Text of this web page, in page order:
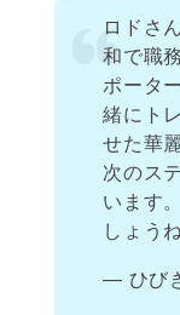
ロドさ
和で職
ポータ
緒にト
せた華
次のス
います
しょうね
— ひび